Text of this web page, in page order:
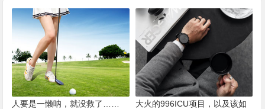
人要是一懒呐，就没救了……
大火的996ICU项目，以及该如